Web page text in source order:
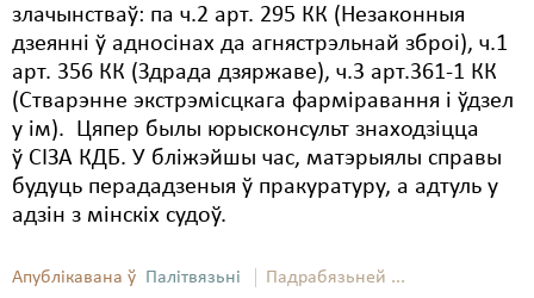
злачынстваў: па ч.2 арт. 295 КК (Незаконныя
дзеянні ў адносінах да агнястрэльнай зброі), ч.1
арт. 356 КК (Здрада дзяржаве), ч.3 арт.361-1 КК
(Стварэнне экстрэмісцкага фарміравання і ўдзел
у ім). Цяпер былы юрысконсульт знаходзіцца
ў СІЗА КДБ. У бліжэйшы час, матэрыялы справы
будуць перададзеныя ў пракуратуру, а адтуль у
адзін з мінскіх судоў.
Апублікавана ў Палітвязьні Падрабязьней ...